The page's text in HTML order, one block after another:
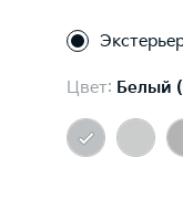
Цвет: Белый